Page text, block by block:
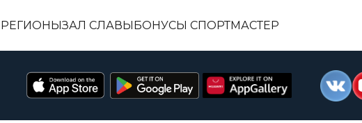
РЕГИОНЫЗАЛ СЛАВЫБОНУСЫ СПОРТМАСТЕР